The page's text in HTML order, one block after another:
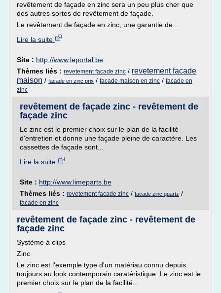
revêtement de façade en zinc sera un peu plus cher que
des autres sortes de revêtement de façade.
Le revêtement de façade en zinc, une garantie de...
Lire la suite
Site : http://www.leportal.be
Thèmes liés : revetement facade zinc / revetement facade
maison / facade en zinc prix / facade maison en zinc / facade en
zinc
revêtement de façade zinc - revêtement de
façade zinc
Le zinc est le premier choix sur le plan de la facilité
d'entretien et donne une façade pleine de caractère. Les
cassettes de façade sont...
Lire la suite
Site : http://www.limeparts.be
Thèmes liés : revetement facade zinc / facade zinc quartz /
facade en zinc
revêtement de façade zinc - revêtement de
façade zinc
Système à clips
Zinc
Le zinc est l'exemple type d'un matériau connu depuis
toujours au look contemporain caratéristique. Le zinc est le
premier choix sur le plan de la facilité...